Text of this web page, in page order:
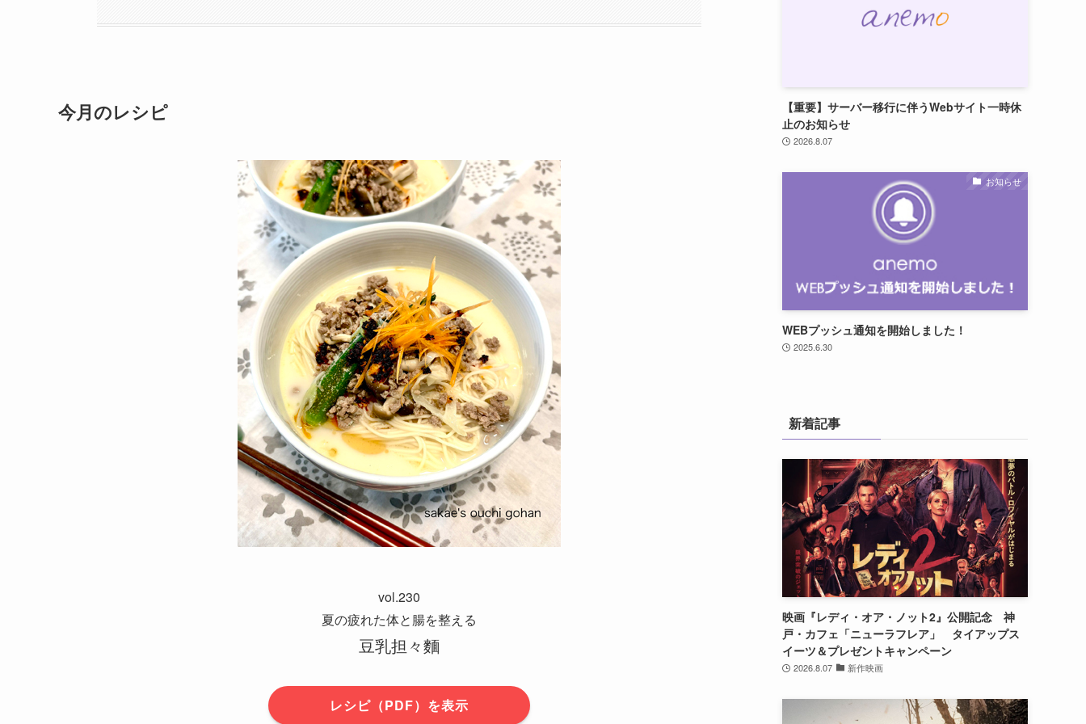
今月のレシピ
vol.230
夏の疲れた体と腸を整える
豆乳担々麵
レシピ（PDF）を表示
【重要】サーバー移行に伴うWebサイト一時休
止のお知らせ
2026.8.07
お知らせ
WEBプッシュ通知を開始しました！
2025.6.30
新着記事
映画『レディ・オア・ノット2』公開記念 神
戸・カフェ「ニューラフレア」 タイアップス
イーツ＆プレゼントキャンペーン
2026.8.07 新作映画